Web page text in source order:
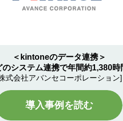
＜kintoneのデータ連携＞
システム連携で年間約1,380時
式会社アバンセコーポレーション]
導入事例を読む